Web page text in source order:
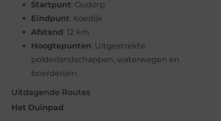
Startpunt: Oudorp
Eindpunt: Koedijk
Afstand: 12 km
Hoogtepunten: Uitgestrekte
polderlandschappen, waterwegen en
boerderijen.
Uitdagende Routes
Het Duinpad